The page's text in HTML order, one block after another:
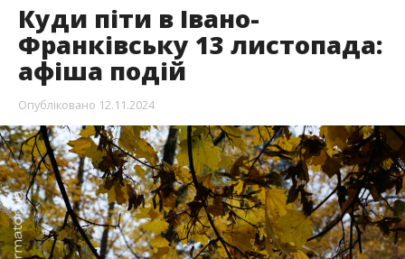
Куди піти в Івано-
Франківську 13 листопада:
афіша подій
Опубліковано 12.11.2024